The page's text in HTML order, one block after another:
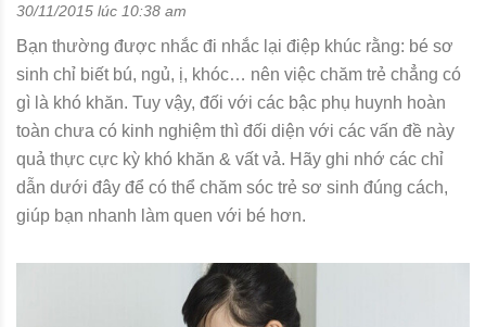
30/11/2015 lúc 10:38 am
Bạn thường được nhắc đi nhắc lại điệp khúc rằng: bé sơ
sinh chỉ biết bú, ngủ, ị, khóc… nên việc chăm trẻ chẳng có
gì là khó khăn. Tuy vậy, đối với các bậc phụ huynh hoàn
toàn chưa có kinh nghiệm thì đối diện với các vấn đề này
quả thực cực kỳ khó khăn & vất vả. Hãy ghi nhớ các chỉ
dẫn dưới đây để có thể chăm sóc trẻ sơ sinh đúng cách,
giúp bạn nhanh làm quen với bé hơn.